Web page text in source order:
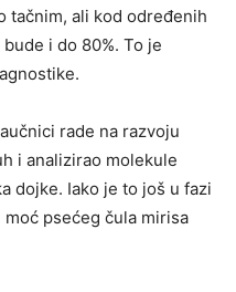
tačnim, ali kod određenih
i do 80%. To je
rade na razvoju
i analizirao molekule
dojke. Iako je to još u fazi
psećeg čula mirisa